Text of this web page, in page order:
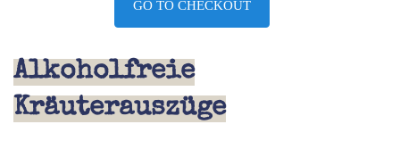
GO TO CHECKOUT
Alkoholfreie
Kräuterauszüge